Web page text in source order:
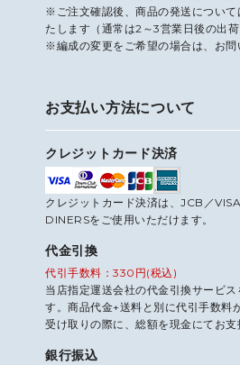
※ご注文確認後、商品の発送について
たします（通常は2～3営業日後の出荷
※編成の変更をご希望の場合は、お問
お支払い方法について
クレジットカード決済
クレジットカード決済は、JCB／
DINERSをご使用いただけます。
代金引換
代引手数料：330円(税込)
当店指定運送会社の代金引換サービス
す。商品代金+送料と別に代引手数料
受け取りの際に、総額を現金にてお支
銀行振込